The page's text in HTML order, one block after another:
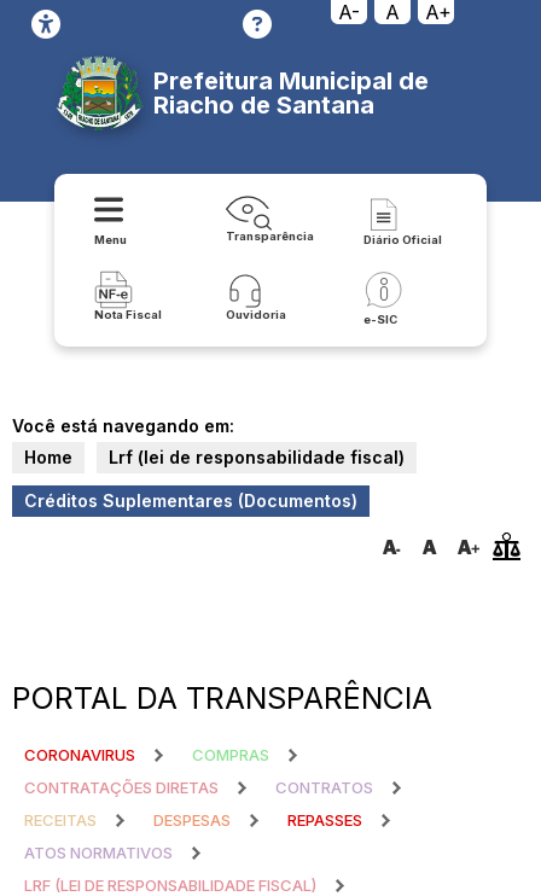
A- A A+
Prefeitura Municipal de
Riacho de Santana
Menu Transparência Diário Oficial
Nota Fiscal Ouvidoria e-SIC
Você está navegando em:
Home
Lrf (lei de responsabilidade fiscal)
Créditos Suplementares (Documentos)
PORTAL DA TRANSPARÊNCIA
CORONAVIRUS
COMPRAS
CONTRATAÇÕES DIRETAS
CONTRATOS
RECEITAS
DESPESAS
REPASSES
ATOS NORMATIVOS
LRF (LEI DE RESPONSABILIDADE FISCAL)